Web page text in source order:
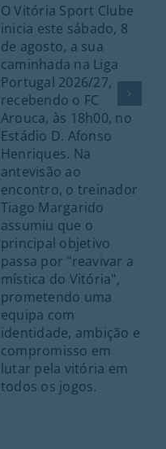
O Vitória Sport Clube
inicia este sábado, 8
de agosto, a sua
caminhada na Liga
Portugal 2026/27,
recebendo o FC
Arouca, às 18h00, no
Estádio D. Afonso
Henriques. Na
antevisão ao
encontro, o treinador
Tiago Margarido
assumiu que o
principal objetivo
passa por "reavivar a
mística do Vitória",
prometendo uma
equipa com
identidade, ambição e
compromisso em
lutar pela vitória em
todos os jogos.